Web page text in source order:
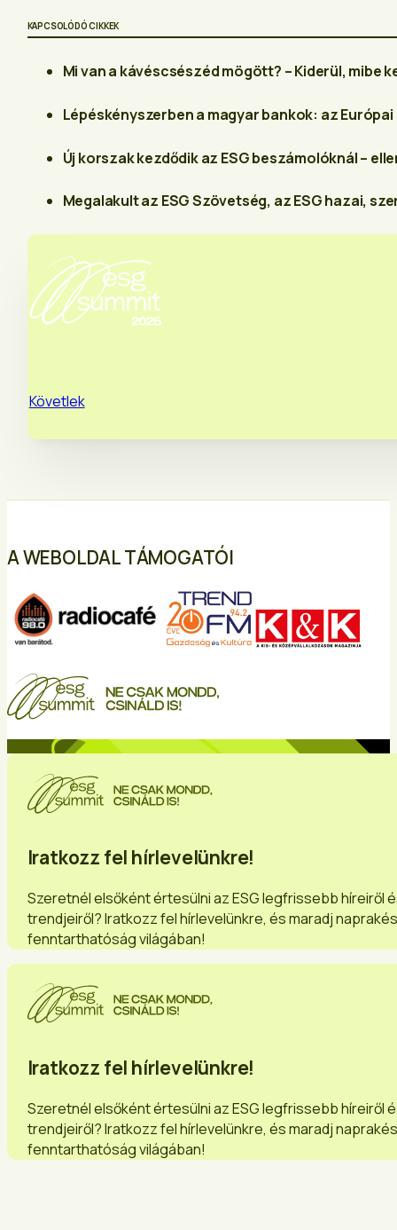
KAPCSOLÓDÓ CIKKEK
Mi van a kávéscsészéd mögött? – Kiderül, mibe
Lépéskényszerben a magyar bankok: az
Új korszak kezdődik az ESG beszámolóknál –
Megalakult az ESG Szövetség, az ESG hazai,
Követlek
A WEBOLDAL TÁMOGATÓI
Iratkozz fel hírlevelünkre!
Szeretnél elsőként értesülni az ESG legfrissebb híreiről
trendjeiről? Iratkozz fel hírlevelünkre, és maradj
fenntarthatóság világában!
Iratkozz fel hírlevelünkre!
Szeretnél elsőként értesülni az ESG legfrissebb híreiről
trendjeiről? Iratkozz fel hírlevelünkre, és maradj
fenntarthatóság világában!